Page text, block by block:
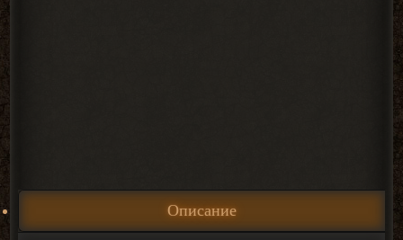
Описание